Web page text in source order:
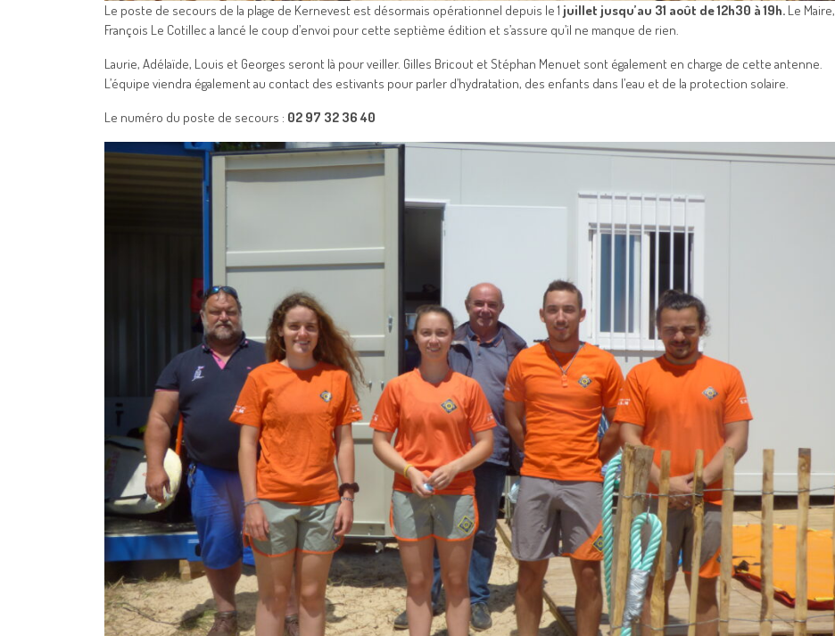
Le poste de secours de la plage de Kernevest est désormais opérationnel depuis le 1 juillet jusqu’au 31 août de 12h30 à 19h. Le Maire,
François Le Cotillec a lancé le coup d’envoi pour cette septième édition et s’assure qu’il ne manque de rien.
Laurie, Adélaïde, Louis et Georges seront là pour veiller. Gilles Bricout et Stéphan Menuet sont également en charge de cette antenne.
L’équipe viendra également au contact des estivants pour parler d’hydratation, des enfants dans l’eau et de la protection solaire.
Le numéro du poste de secours : 02 97 32 36 40